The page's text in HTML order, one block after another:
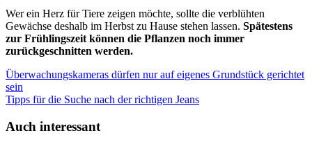
Wer ein Herz für Tiere zeigen möchte, sollte die verblühten
Gewächse deshalb im Herbst zu Hause stehen lassen. Spätestens
zur Frühlingszeit können die Pflanzen noch immer
zurückgeschnitten werden.
Überwachungskameras dürfen nur auf eigenes Grundstück gerichtet
sein
Tipps für die Suche nach der richtigen Jeans
Auch interessant